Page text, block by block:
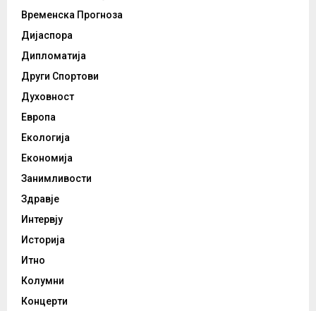
Временска Прогноза
Дијаспора
Дипломатија
Други Спортови
Духовност
Европа
Екологија
Економија
Занимливости
Здравје
Интервју
Историја
Итно
Колумни
Концерти